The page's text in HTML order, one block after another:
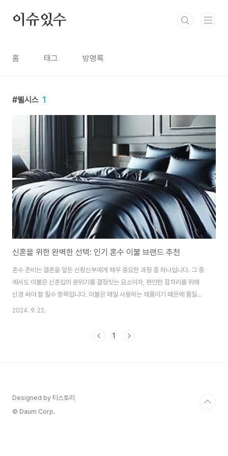
이슈있수
홈 태그 방명록
웰시스 1
신혼을 위한 완벽한 선택: 인기 혼수 이불 브랜드 추천
혼수 준비는 결혼을 앞둔 신랑신부에게 매우 중요한 과정 중 하나입니다. 그 중
에서도 이불은 신혼집의 분위기를 결정짓는 요소이자, 편안한 잠자리를 위해
신경 써야 할 필수 항목입니다. 이불은 매일 사용하는 제품이기 때문에 품질과
내구성뿐만 아니라 신혼부부의 생활 스타일에 맞춘 디자인과 기능성을 고려하
리고 내구성을 꼼꼼히 따져보는 것이 필수적입니다. 오늘은 혼수 이불을 준비
2024. 9. 22.
1
Designed by 티스토리
© Daum Corp.